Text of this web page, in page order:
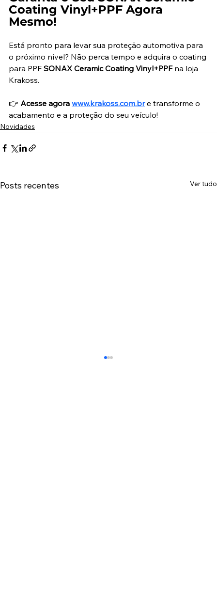
Coating Vinyl+PPF Agora
Mesmo!
Está pronto para levar sua proteção automotiva para
o próximo nível? Não perca tempo e adquira o coating
para PPF SONAX Ceramic Coating Vinyl+PPF na loja
Krakoss.
👉 Acesse agora www.krakoss.com.br e transforme o
acabamento e a proteção do seu veículo!
Novidades
Posts recentes Ver tudo